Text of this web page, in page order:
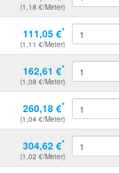
(1,18 €/Meter)
111,05 €*
(1,11 €/Meter)
162,61 €*
(1,08 €/Meter)
260,18 €*
(1,04 €/Meter)
304,62 €*
(1,02 €/Meter)